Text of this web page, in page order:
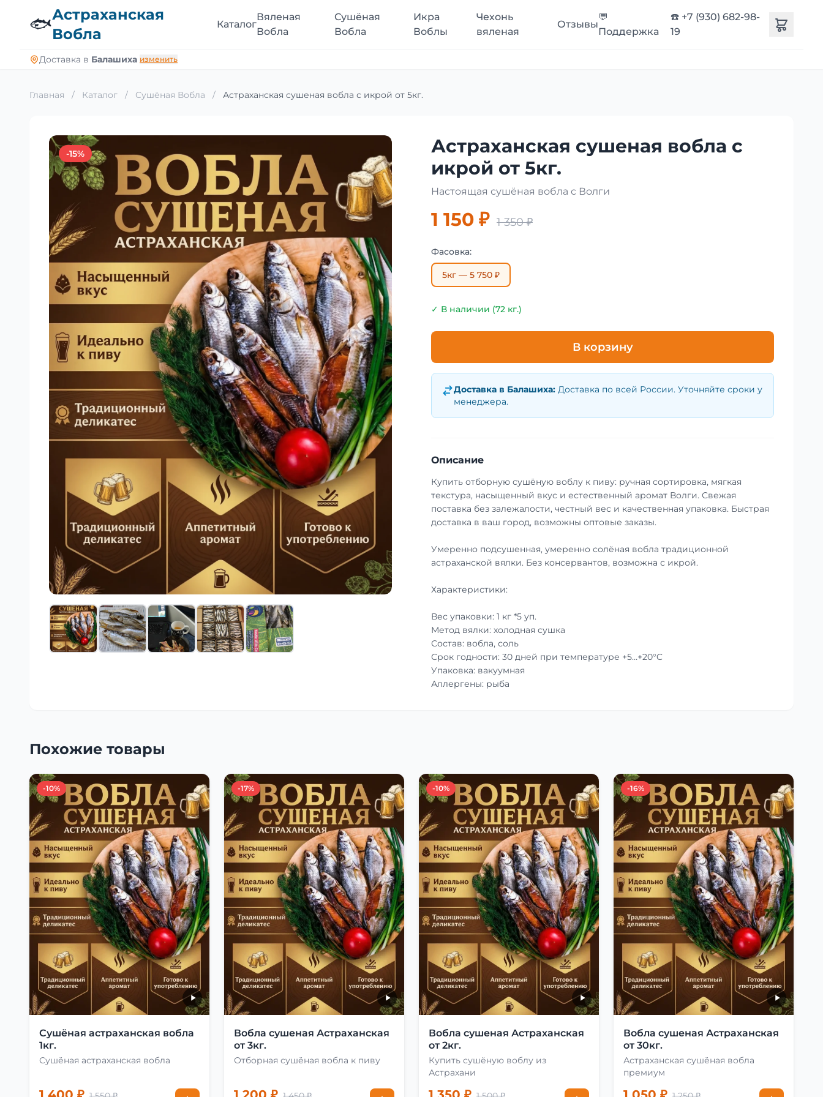
🐟Астраханская
Вобла
Каталог
Вяленая
Вобла
Сушёная
Вобла
Икра
Воблы
Чехонь
вяленая
Отзывы
💬
Поддержка
☎️ +7 (930) 682-98-
19
Доставка в Балашиха изменить
Главная / Каталог / Сушёная Вобла / Астраханская сушеная вобла с икрой от 5кг.
-15%
Астраханская сушеная вобла с
икрой от 5кг.
Настоящая сушёная вобла с Волги
1 150 ₽ 1 350 ₽
Фасовка:
5кг — 5 750 ₽
✓ В наличии (72 кг.)
В корзину
Доставка в Балашиха: Доставка по всей России. Уточняйте сроки у
менеджера.
Описание
Купить отборную сушёную воблу к пиву: ручная сортировка, мягкая
текстура, насыщенный вкус и естественный аромат Волги. Свежая
поставка без залежалости, честный вес и качественная упаковка. Быстрая
доставка в ваш город, возможны оптовые заказы.
Умеренно подсушенная, умеренно солёная вобла традиционной
астраханской вялки. Без консервантов, возможна с икрой.
Характеристики:
Вес упаковки: 1 кг *5 уп.
Метод вялки: холодная сушка
Состав: вобла, соль
Срок годности: 30 дней при температуре +5…+20°C
Упаковка: вакуумная
Аллергены: рыба
Похожие товары
-10%
Сушёная астраханская вобла
1кг.
Сушёная астраханская вобла
-17%
Вобла сушеная Астраханская
от 3кг.
Отборная сушёная вобла к пиву
-10%
Вобла сушеная Астраханская
от 2кг.
Купить сушёную воблу из
Астрахани
-16%
Вобла сушеная Астраханская
от 30кг.
Астраханская сушёная вобла
премиум